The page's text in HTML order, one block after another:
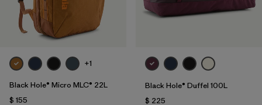
+1
Black Hole® Micro MLC® 22L
$ 155
Black Hole® Duffel 100L
$ 225